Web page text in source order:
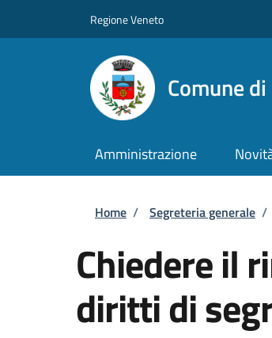
Regione Veneto
Comune
Amministrazione
Briciole di
Home / Segreteria generale /
Chiedere il
diritti di